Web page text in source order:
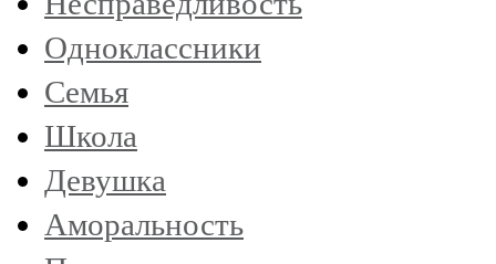
Одноклассники
Семья
Школа
Девушка
Аморальность